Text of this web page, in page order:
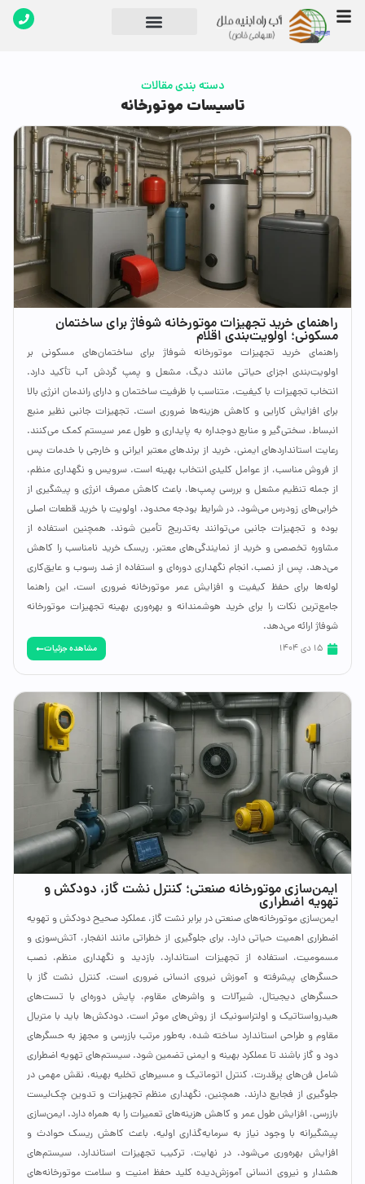
دسته بندی مقالات
تاسیسات موتورخانه
راهنمای خرید تجهیزات موتورخانه شوفاژ برای ساختمان
مسکونی؛ اولویت‌بندی اقلام
راهنمای خرید تجهیزات موتورخانه شوفاژ برای ساختمان‌های مسکونی بر
اولویت‌بندی اجزای حیاتی مانند دیگ، مشعل و پمپ گردش آب تأکید دارد.
انتخاب تجهیزات با کیفیت، متناسب با ظرفیت ساختمان و دارای راندمان انرژی بالا
برای افزایش کارایی و کاهش هزینه‌ها ضروری است. تجهیزات جانبی نظیر منبع
انبساط، سختی‌گیر و منابع دوجداره به پایداری و طول عمر سیستم کمک می‌کنند.
رعایت استانداردهای ایمنی، خرید از برندهای معتبر ایرانی و خارجی با خدمات پس
از فروش مناسب، از عوامل کلیدی انتخاب بهینه است. سرویس و نگهداری منظم،
از جمله تنظیم مشعل و بررسی پمپ‌ها، باعث کاهش مصرف انرژی و پیشگیری از
خرابی‌های زودرس می‌شود. در شرایط بودجه محدود، اولویت با خرید قطعات اصلی
بوده و تجهیزات جانبی می‌توانند به‌تدریج تأمین شوند. همچنین استفاده از
مشاوره تخصصی و خرید از نمایندگی‌های معتبر، ریسک خرید نامناسب را کاهش
می‌دهد. پس از نصب، انجام نگهداری دوره‌ای و استفاده از ضد رسوب و عایق‌کاری
لوله‌ها برای حفظ کیفیت و افزایش عمر موتورخانه ضروری است. این راهنما
جامع‌ترین نکات را برای خرید هوشمندانه و بهره‌وری بهینه تجهیزات موتورخانه
شوفاژ ارائه می‌دهد.
15 دی 1404 مشاهده جزئیات
ایمن‌سازی موتورخانه صنعتی؛ کنترل نشت گاز، دودکش و
تهویه اضطراری
ایمن‌سازی موتورخانه‌های صنعتی در برابر نشت گاز، عملکرد صحیح دودکش و تهویه
اضطراری اهمیت حیاتی دارد. برای جلوگیری از خطراتی مانند انفجار، آتش‌سوزی و
مسمومیت، استفاده از تجهیزات استاندارد، بازدید و نگهداری منظم، نصب
حسگرهای پیشرفته و آموزش نیروی انسانی ضروری است. کنترل نشت گاز با
حسگرهای دیجیتال، شیرآلات و واشرهای مقاوم، پایش دوره‌ای با تست‌های
هیدرواستاتیک و اولتراسونیک از روش‌های موثر است. دودکش‌ها باید با متریال
مقاوم و طراحی استاندارد ساخته شده، به‌طور مرتب بازرسی و مجهز به حسگرهای
دود و گاز باشند تا عملکرد بهینه و ایمنی تضمین شود. سیستم‌های تهویه اضطراری
شامل فن‌های پرقدرت، کنترل اتوماتیک و مسیرهای تخلیه بهینه، نقش مهمی در
جلوگیری از فجایع دارند. همچنین، نگهداری منظم تجهیزات و تدوین چک‌لیست
بازرسی، افزایش طول عمر و کاهش هزینه‌های تعمیرات را به همراه دارد. ایمن‌سازی
پیشگیرانه با وجود نیاز به سرمایه‌گذاری اولیه، باعث کاهش ریسک حوادث و
افزایش بهره‌وری می‌شود. در نهایت، ترکیب تجهیزات استاندارد، سیستم‌های
هشدار و نیروی انسانی آموزش‌دیده کلید حفظ امنیت و سلامت موتورخانه‌های